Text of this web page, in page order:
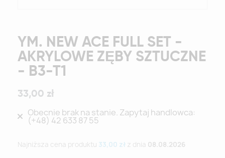
YM. NEW ACE FULL SET -
AKRYLOWE ZĘBY SZTUCZNE
- B3-T1
33,00 zł
Obecnie brak na stanie. Zapytaj handlowca:
(+48) 42 633 87 55
Najniższa cena produktu 33,00 zł z dnia 08.08.2026